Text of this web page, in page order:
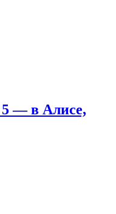
5 — в Алисе,